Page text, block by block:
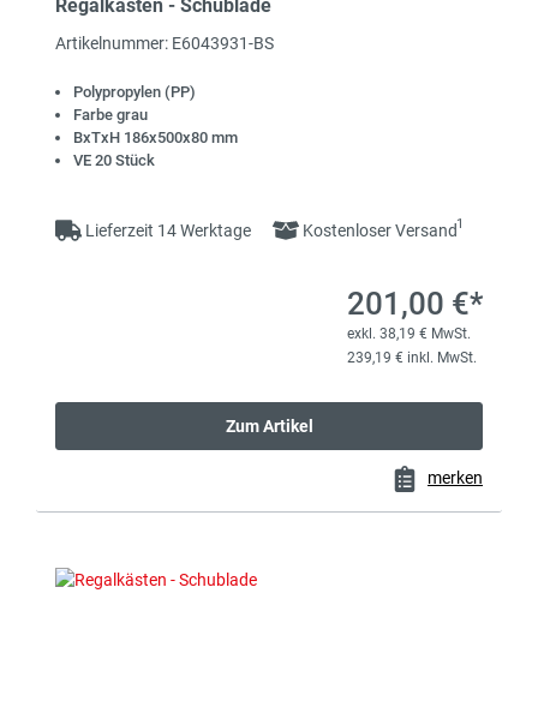
Regalkästen - Schublade
Artikelnummer: E6043931-BS
Polypropylen (PP)
Farbe grau
BxTxH 186x500x80 mm
VE 20 Stück
Lieferzeit 14 Werktage Kostenloser Versand1
201,00 €*
exkl. 38,19 € MwSt.
239,19 € inkl. MwSt.
Zum Artikel
merken